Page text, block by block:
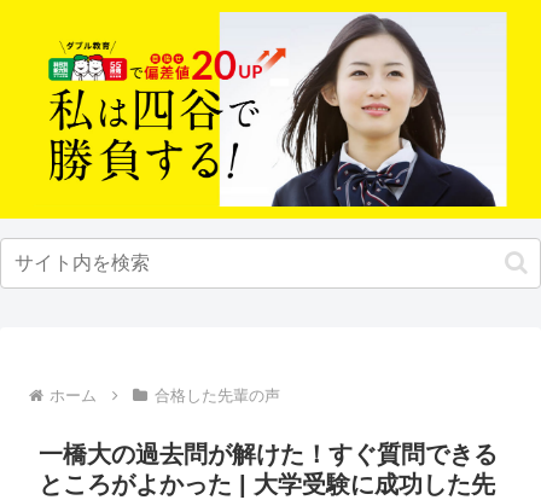
ホーム 合格した先輩の声
一橋大の過去問が解けた！すぐ質問できる
ところがよかった | 大学受験に成功した先